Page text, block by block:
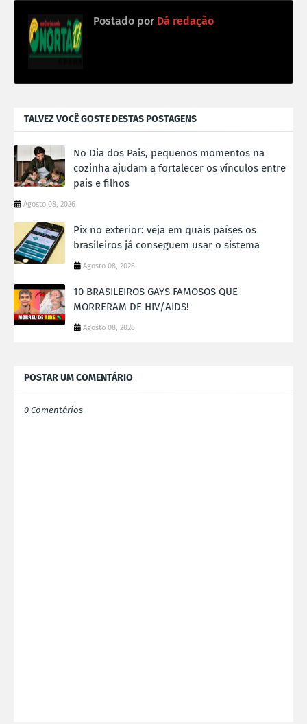
Postado por Dá redação
TALVEZ VOCÊ GOSTE DESTAS POSTAGENS
No Dia dos Pais, pequenos momentos na
cozinha ajudam a fortalecer os vínculos entre
pais e filhos
Agosto 08, 2026
Pix no exterior: veja em quais países os
brasileiros já conseguem usar o sistema
Agosto 08, 2026
10 BRASILEIROS GAYS FAMOSOS QUE
MORRERAM DE HIV/AIDS!
Agosto 08, 2026
POSTAR UM COMENTÁRIO
0 Comentários